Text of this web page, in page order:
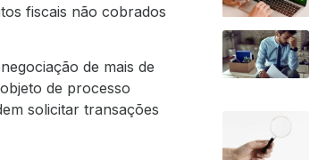
fiscais não cobrados
de mais de
de processo
solicitar transações